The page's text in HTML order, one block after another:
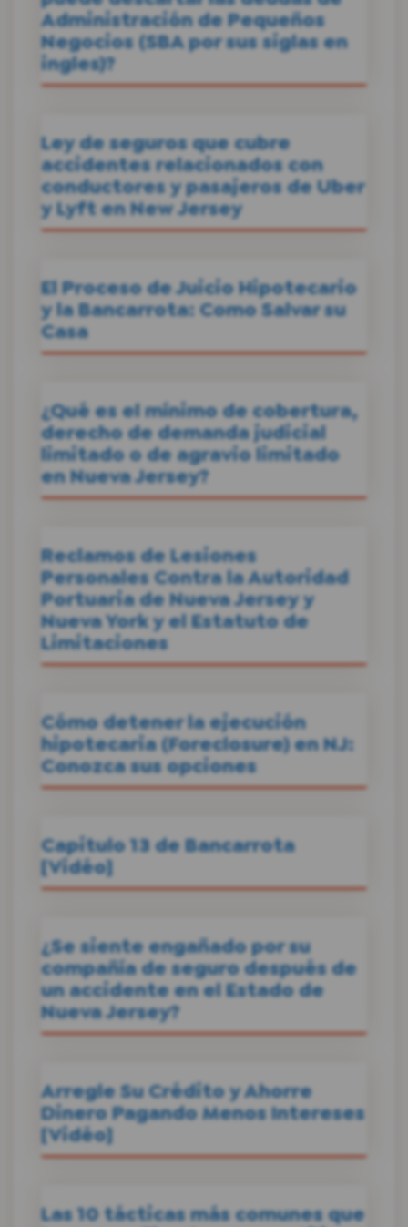
Administración de Pequeños
Negocios (SBA por sus siglas en
ingles)?
Ley de seguros que cubre
accidentes relacionados con
conductores y pasajeros de Uber
y Lyft en New Jersey
El Proceso de Juicio Hipotecario
y la Bancarrota: Como Salvar su
Casa
¿Qué es el mínimo de cobertura,
derecho de demanda judicial
limitado o de agravio limitado
en Nueva Jersey?
Reclamos de Lesiones
Personales Contra la Autoridad
Portuaria de Nueva Jersey y
Nueva York y el Estatuto de
Limitaciones
Cómo detener la ejecución
hipotecaria (Foreclosure) en NJ:
Conozca sus opciones
Capitulo 13 de Bancarrota
[Vidéo]
¿Se siente engañado por su
compañía de seguro después de
un accidente en el Estado de
Nueva Jersey?
Arregle Su Crédito y Ahorre
Dinero Pagando Menos Intereses
[Vidéo]
Las 10 tácticas más comunes que